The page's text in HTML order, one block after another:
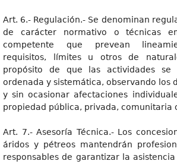
Art. 6.- Regulación.- Se denominan
de carácter normativo o técnicas
competente que prevean
requisitos, límites u otros de
propósito de que las actividades se
ordenada y sistemática, observando los
y sin ocasionar afectaciones
propiedad pública, privada, comunitaria
Art. 7.- Asesoría Técnica.- Los
áridos y pétreos mantendrán
responsables de garantizar la